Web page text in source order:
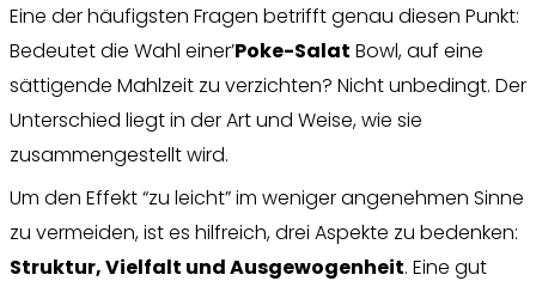
Eine der häufigsten Fragen betrifft genau diesen Punkt:
Bedeutet die Wahl einer’Poke-Salat Bowl, auf eine
sättigende Mahlzeit zu verzichten? Nicht unbedingt. Der
Unterschied liegt in der Art und Weise, wie sie
zusammengestellt wird.
Um den Effekt “zu leicht” im weniger angenehmen Sinne
zu vermeiden, ist es hilfreich, drei Aspekte zu bedenken:
Struktur, Vielfalt und Ausgewogenheit. Eine gut